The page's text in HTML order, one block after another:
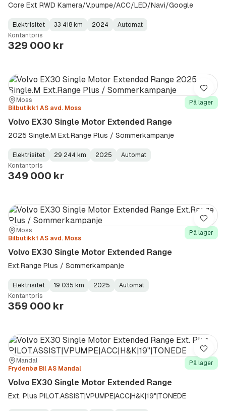
Core Ext RWD Kamera/V.pumpe/ACC/LED/Navi/Google
Fuel
Type:
Elektrisitet
Kilometerstand:
33 418 km
Model
Year:
2024
Gearbox
Type:
Automat
Kontantpris
329 000 kr
Sted:
Moss
Forhandler:
Bilbutikk1 AS avd. Moss
På lager
Volvo EX30 Single Motor Extended Range
2025 Single.M Ext.Range Plus / Sommerkampanje
Fuel
Type:
Elektrisitet
Kilometerstand:
29 244 km
Model
Year:
2025
Gearbox
Type:
Automat
Kontantpris
349 000 kr
Lagre
Sted:
Moss
Forhandler:
Bilbutikk1 AS avd. Moss
På lager
Volvo EX30 Single Motor Extended Range
Ext.Range Plus / Sommerkampanje
Fuel
Type:
Elektrisitet
Kilometerstand:
19 035 km
Model
Year:
2025
Gearbox
Type:
Automat
Kontantpris
359 000 kr
Lagre
Sted:Mandal
Forhandler:
Frydenbø Bil AS Mandal
På lager
Volvo EX30 Single Motor Extended Range
Ext. Plus PILOT.ASSIST|VPUMPE|ACC|H&K|19"|TONEDE
Lagre